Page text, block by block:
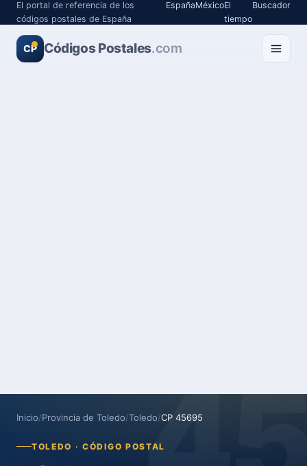
El portal de referencia de los
códigos postales de España
EspañaMéxicoEl
tiempo
Buscador
CP Códigos Postales.com
Inicio/Provincia de Toledo/Toledo/CP 45695
TOLEDO · CÓDIGO POSTAL